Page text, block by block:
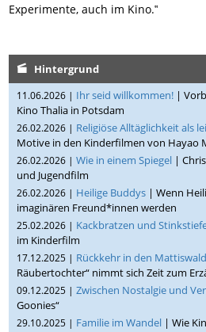
Experimente, auch im Kino.‟
Hintergrund
11.06.2026 | Ihr seid willkommen! |
Kino Thalia in Potsdam
26.02.2026 | Religiöse Alltäglichkeit als
Motive in den Kinderfilmen von Hayao
26.02.2026 |Wie in einem Spiegel |
und Jugendfilm
26.02.2026 | Heilige Buddys | Wenn
imaginären Freund*innen werden
25.02.2026 | Kackbratzen und
im Kinderfilm
17.12.2025 | Rückkehr in den Mattiswald
Räubertochter“ nimmt sich Zeit zum
09.12.2025 |Zwischen Nostalgie und
Goonies“
29.10.2025 | Familie im Wandel | Wie